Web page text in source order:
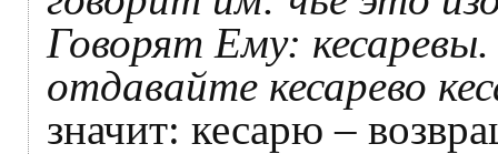
Говорят Ему:
отдавайте кесарево
значит: кесарю –